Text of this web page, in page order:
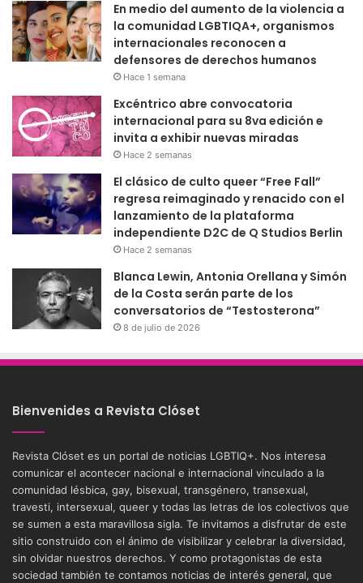
En medio del aumento de la violencia a
la comunidad LGBTIQA+, organismos
internacionales reconocen a
defensores de derechos humanos
Hace 1 semana
Excéntrico abre convocatoria
internacional para su 8va edición e
invita a exhibir nuevas miradas
Hace 2 semanas
El clásico de culto queer “Free Fall”
regresa reimaginado y renacido con el
lanzamiento de la plataforma
independiente D2C de Q Studios Berlin
Hace 2 semanas
Blanca Lewin, Antonia Orellana y Simón
de la Costa serán parte de los
conversatorios de “Testosterona”
8 de julio de 2026
Bienvenides a Revista Clóset
Revista Clóset es un portal de noticias LGBTIQ+. Nos interesa
comunicar el acontecer nacional e internacional vinculado a la
comunidad lésbica, gay, bisexual, transgénero, transexual,
travesti, intersexual, queer y todas las letras de los colectivos que
se sumen a esta maravillosa sigla. Te invitamos a disfrutar de este
sitio construido con el ánimo de visibilizar y celebrar la diversidad,
sin olvidar nuestros derechos. Y como protagonistas de esta
sociedad también te contamos noticias de interés general, que